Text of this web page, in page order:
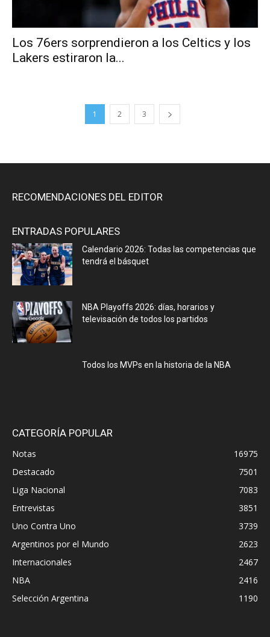
Los 76ers sorprendieron a los Celtics y los
Lakers estiraron la...
1 2 3
RECOMENDACIONES DEL EDITOR
ENTRADAS POPULARES
Calendario 2026: Todas las competencias que
tendrá el básquet
NBA Playoffs 2026: días, horarios y
televisación de todos los partidos
Todos los MVPs en la historia de la NBA
CATEGORÍA POPULAR
Notas
16975
Destacado
7501
Liga Nacional
7083
Entrevistas
3851
Uno Contra Uno
3739
Argentinos por el Mundo
2623
Internacionales
2467
NBA
2416
Selección Argentina
1190